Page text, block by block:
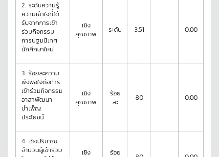
2. ระดับความรู้
ความเข้าใจที่ได้
รับจากการเข้า
ร่วมกิจกรรม
การปฐมนิเทศ
นักศึกษาใหม่
เชิง
คุณภาพ
ระดับ 3.51 0.00
3. ร้อยละความ
พึงพอใจต่อการ
เข้าร่วมกิจกรรม
อาสาพัฒนา
บำเพ็ญ
ประโยชน์
เชิง
คุณภาพ
ร้อย
ละ
80 0.00
4. เชิงปริมาณ
จำนวนผู้เข้าร่วม
เชิง
ร้อย